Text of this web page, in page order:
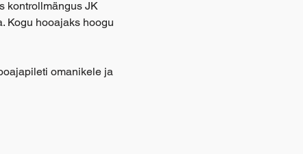
kontrollmängus JK
Kogu hooajaks hoogu
omanikele ja